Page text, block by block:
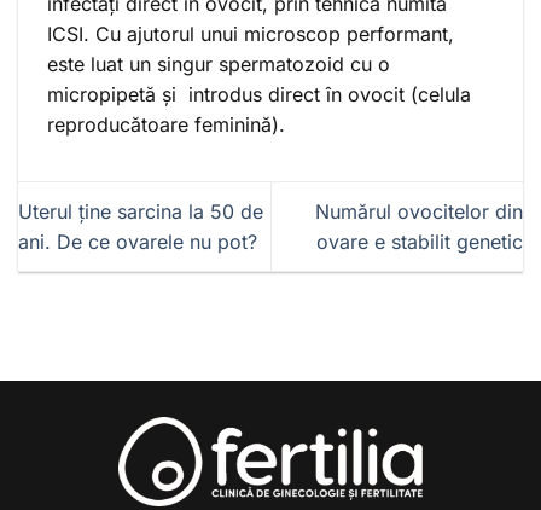
ICSI. Cu ajutorul unui microscop performant,
este luat un singur spermatozoid cu o
micropipetă și introdus direct în ovocit (celula
reproducătoare feminină).
Uterul ține sarcina la 50 de
ani. De ce ovarele nu pot?
Numărul ovocitelor din
ovare e stabilit genetic